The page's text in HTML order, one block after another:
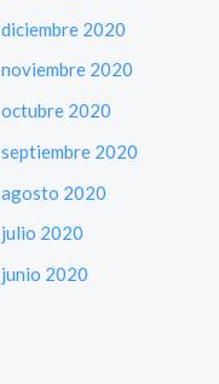
diciembre 2020
noviembre 2020
octubre 2020
septiembre 2020
agosto 2020
julio 2020
junio 2020